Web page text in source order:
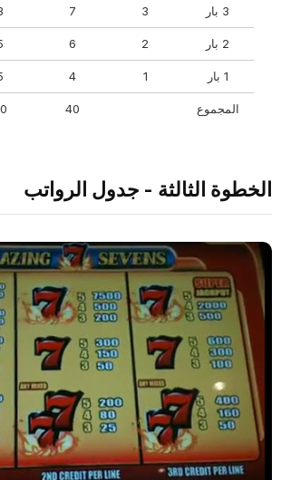
المجموع 40
40
الخطوة الثالثة - جدول الرواتب